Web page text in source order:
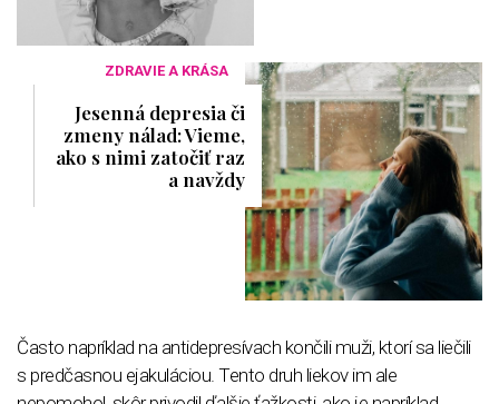
ZDRAVIE A KRÁSA
Jesenná depresia či
zmeny nálad: Vieme,
ako s nimi zatočiť raz
a navždy
Často napríklad na antidepresívach končili muži, ktorí sa liečili
s predčasnou ejakuláciou. Tento druh liekov im ale